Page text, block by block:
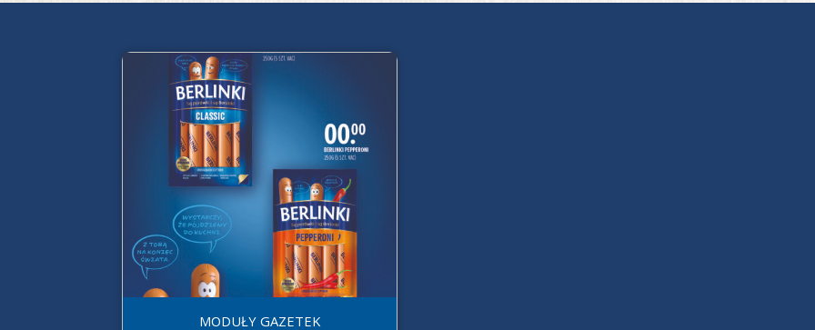
MODUŁY GAZETEK